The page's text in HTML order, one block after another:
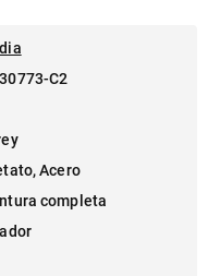
C2
Acero
completa